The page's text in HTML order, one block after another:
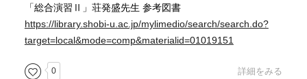
「総合演習Ⅱ」荘発盛先生 参考図書
https://library.shobi-u.ac.jp/mylimedio/search/search.do?
target=local&mode=comp&materialid=01019151
0 詳細をみる